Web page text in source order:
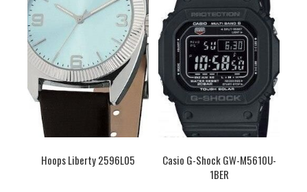
Hoops Liberty 2596L05
Casio G-Shock GW-M5610U-
1BER